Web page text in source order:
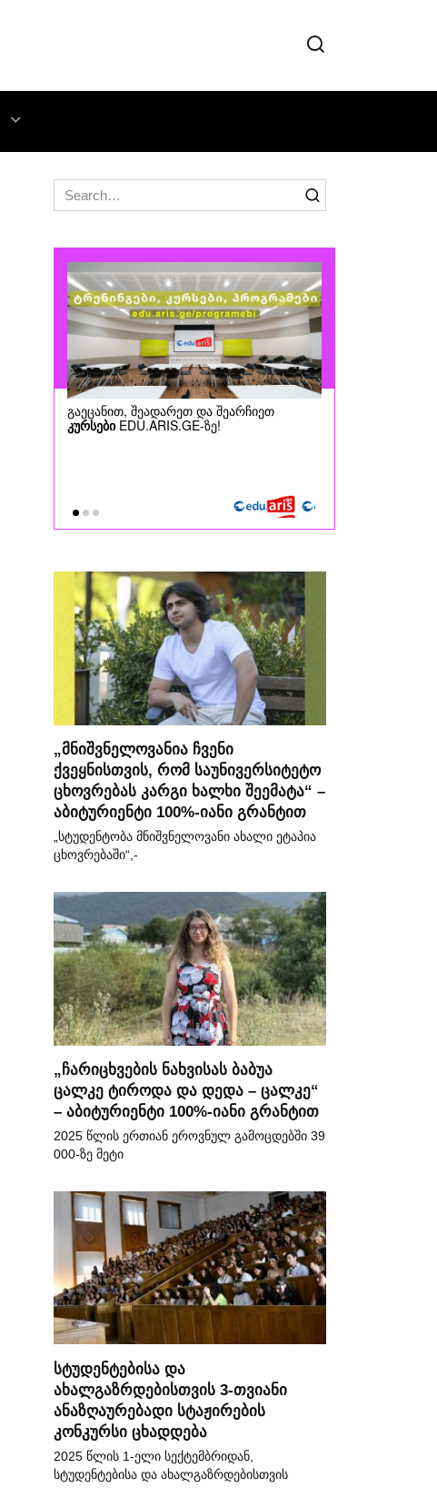
Search
for:
„მნიშვნელოვანია ჩვენი
ქვეყნისთვის, რომ საუნივერსიტეტო
ცხოვრებას კარგი ხალხი შეემატა“ –
აბიტურიენტი 100%-იანი გრანტით
„სტუდენტობა მნიშვნელოვანი ახალი ეტაპია
ცხოვრებაში“,-
„ჩარიცხვების ნახვისას ბაბუა
ცალკე ტიროდა და დედა – ცალკე“
– აბიტურიენტი 100%-იანი გრანტით
2025 წლის ერთიან ეროვნულ გამოცდებში 39
000-ზე მეტი
სტუდენტებისა და
ახალგაზრდებისთვის 3-თვიანი
ანაზღაურებადი სტაჟირების
კონკურსი ცხადდება
2025 წლის 1-ელი სექტემბრიდან,
სტუდენტებისა და ახალგაზრდებისთვის